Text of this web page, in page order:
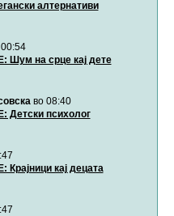
алтернативи
Шум на срце кај дете
во 08:40
Детски психолог
Крајници кај децата